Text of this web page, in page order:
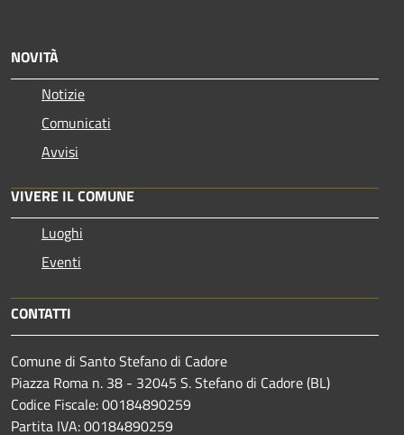
NOVITÀ
Notizie
Comunicati
Avvisi
VIVERE IL COMUNE
Luoghi
Eventi
CONTATTI
Comune di Santo Stefano di Cadore
Piazza Roma n. 38 - 32045 S. Stefano di Cadore (BL)
Codice Fiscale: 00184890259
Partita IVA: 00184890259